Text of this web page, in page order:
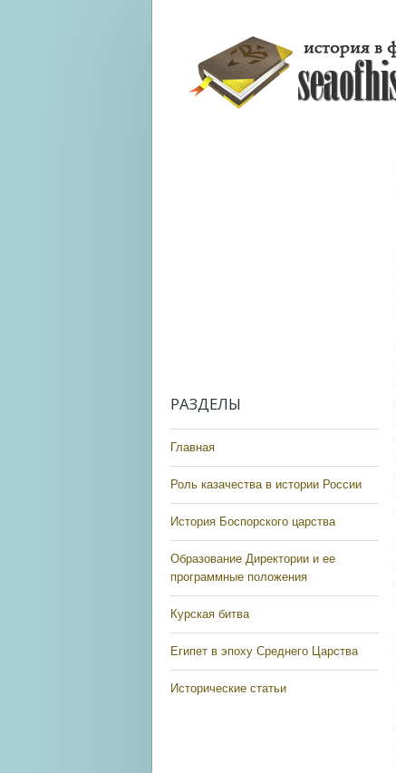
РАЗДЕЛЫ
Главная
Роль казачества в истории России
История Боспорского царства
Образование Директории и ее
программные положения
Курская битва
Египет в эпоху Среднего Царства
Исторические статьи